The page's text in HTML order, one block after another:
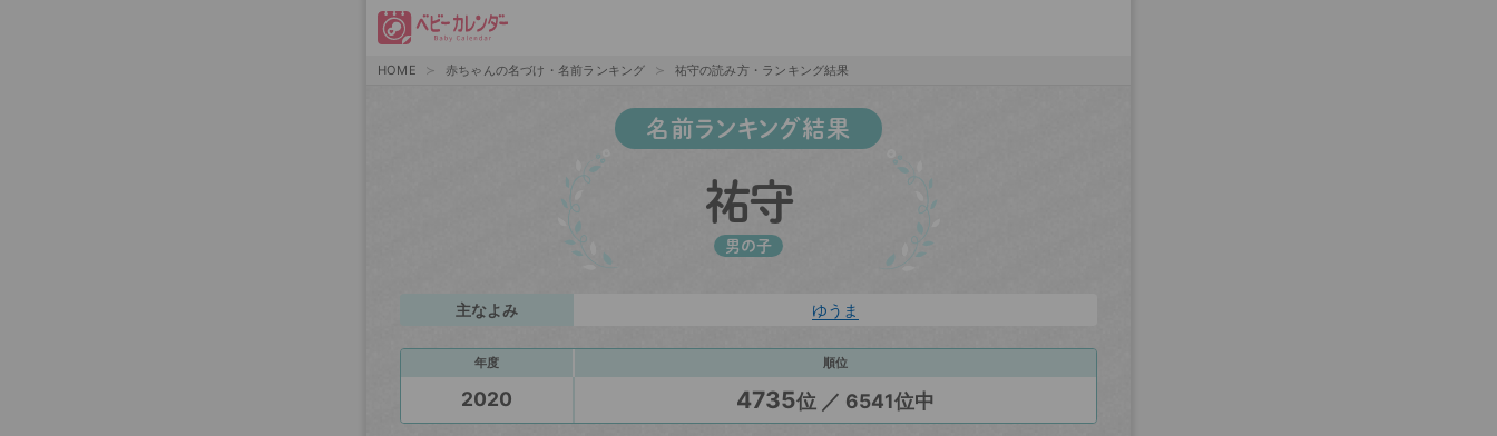
HOME 赤ちゃんの名づけ・名前ランキング 祐守の読み方・ランキング結果
名前ランキング結果
祐守
男の子
主なよみ ゆうま
年度 順位
2020 4735位 ／ 6541位中